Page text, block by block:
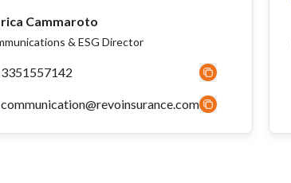
Cammaroto
& ESG Director
3351557142
communication@revoinsurance.com